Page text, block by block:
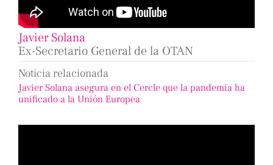
Javier Solana
Ex-Secretario General de la OTAN
Noticia relacionada
Javier Solana asegura en el Cercle que la pandemia ha
unificado a la Unión Europea